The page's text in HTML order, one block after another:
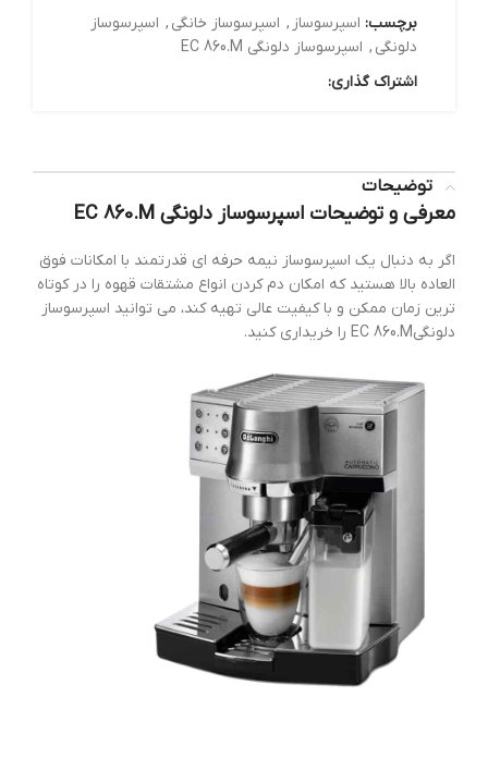
برچسب: اسپرسوساز , اسپرسوساز خانگی , اسپرسوساز
دلونگی , اسپرسوساز دلونگی EC 860.M
اشتراک گذاری:
توضیحات
معرفی و توضیحات اسپرسوساز دلونگی EC 860.M
اگر به دنبال یک اسپرسوساز نیمه حرفه ای قدرتمند با امکانات فوق
العاده بالا هستید که امکان دم کردن انواع مشتقات قهوه را در کوتاه
ترین زمان ممکن و با کیفیت عالی تهیه کند، می توانید اسپرسوساز
دلونگیEC 860.M را خریداری کنید.